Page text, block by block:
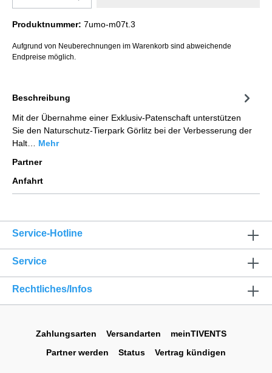
Produktnummer: 7umo-m07t.3
Aufgrund von Neuberechnungen im Warenkorb sind abweichende
Endpreise möglich.
Beschreibung
Mit der Übernahme einer Exklusiv-Patenschaft unterstützen
Sie den Naturschutz-Tierpark Görlitz bei der Verbesserung der
Halt… Mehr
Partner
Anfahrt
Service-Hotline
Service
Rechtliches/Infos
Zahlungsarten Versandarten
meinTIVENTS
Partner werden
Status Vertrag kündigen